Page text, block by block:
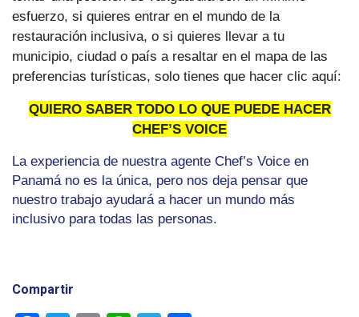
esfuerzo, si quieres entrar en el mundo de la
restauración inclusiva, o si quieres llevar a tu
municipio, ciudad o país a resaltar en el mapa de las
preferencias turísticas, solo tienes que hacer clic aquí:
QUIERO SABER TODO LO QUE PUEDE HACER
CHEF’S VOICE
La experiencia de nuestra agente Chef’s Voice en
Panamá no es la única, pero nos deja pensar que
nuestro trabajo ayudará a hacer un mundo más
inclusivo para todas las personas.
Compartir